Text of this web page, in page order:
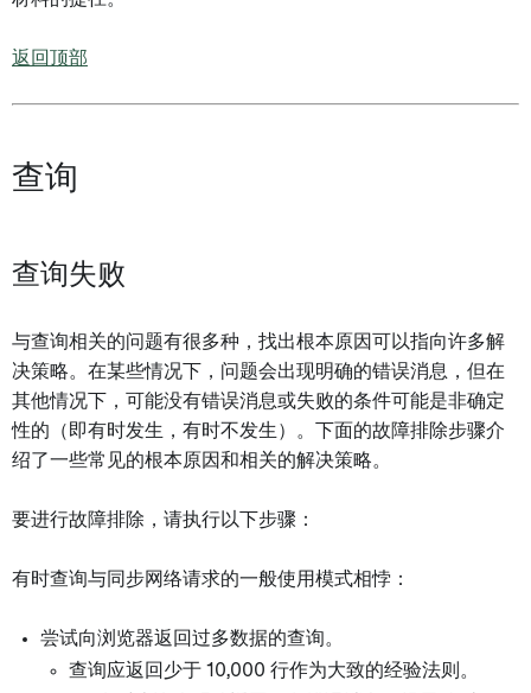
返回顶部
查询
查询失败
与查询相关的问题有很多种，找出根本原因可以指向许多解
决策略。在某些情况下，问题会出现明确的错误消息，但在
其他情况下，可能没有错误消息或失败的条件可能是非确定
性的（即有时发生，有时不发生）。下面的故障排除步骤介
绍了一些常见的根本原因和相关的解决策略。
要进行故障排除，请执行以下步骤：
有时查询与同步网络请求的一般使用模式相悖：
尝试向浏览器返回过多数据的查询。
查询应返回少于 10,000 行作为大致的经验法则。